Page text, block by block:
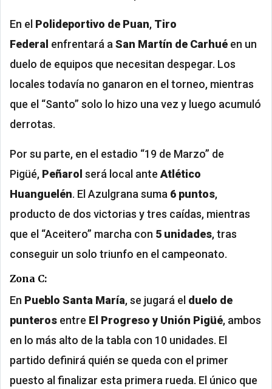
En el Polideportivo de Puan, Tiro
Federal enfrentará aSan Martín de Carhué en un
duelo de equipos que necesitan despegar. Los
locales todavía no ganaron en el torneo, mientras
que el “Santo” solo lo hizo una vez y luego acumuló
derrotas.
Por su parte, en el estadio “19 de Marzo” de
Pigüé, Peñarol será local anteAtlético
Huanguelén. El Azulgrana suma 6 puntos,
producto de dos victorias y tres caídas, mientras
que el “Aceitero” marcha con 5 unidades, tras
conseguir un solo triunfo en el campeonato.
Zona C:
En Pueblo Santa María, se jugará el duelo de
punteros entre El Progreso y Unión Pigüé, ambos
en lo más alto de la tabla con 10 unidades. El
partido definirá quién se queda con el primer
puesto al finalizar esta primera rueda. El único que